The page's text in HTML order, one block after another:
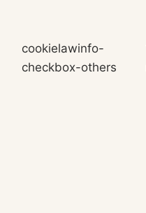
cookielawinfo-
checkbox-others